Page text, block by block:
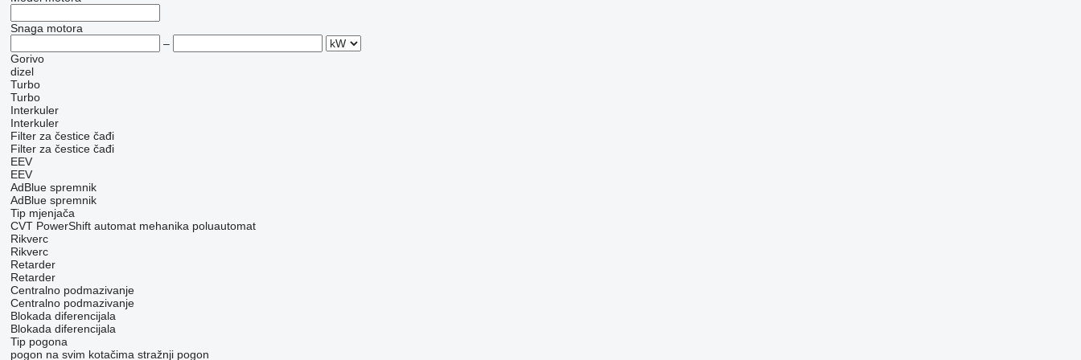
Snaga motora
–
Gorivo
dizel
Turbo
Turbo
Interkuler
Interkuler
Filter za čestice čađi
Filter za čestice čađi
EEV
EEV
AdBlue spremnik
AdBlue spremnik
Tip mјenjača
CVT PowerShift automat mehanika poluautomat
Rikverc
Rikverc
Retarder
Retarder
Centralno podmazivanje
Centralno podmazivanje
Blokada diferencijala
Blokada diferencijala
Tip pogona
pogon na svim kotačima stražnji pogon